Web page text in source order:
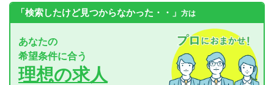
「検索したけど見つからなかった・・」 方は
あなたの
希望条件に合う
理想の求人